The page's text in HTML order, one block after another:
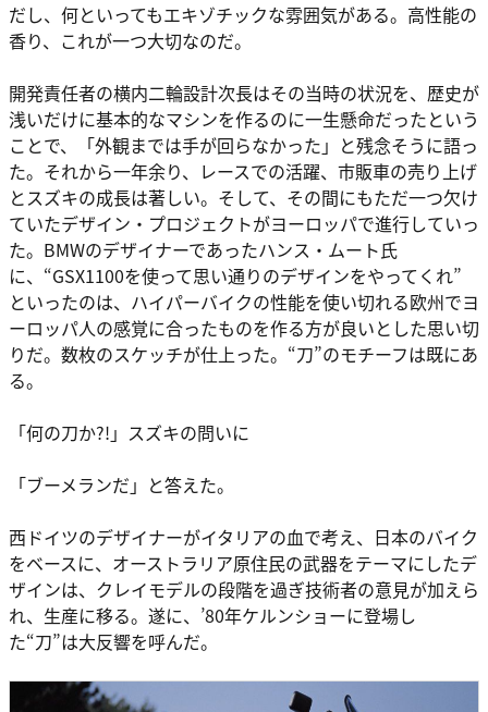
だし、何といってもエキゾチックな雰囲気がある。高性能の
香り、これが一つ大切なのだ。
開発責任者の横内二輪設計次長はその当時の状況を、歴史が
浅いだけに基本的なマシンを作るのに一生懸命だったという
ことで、「外観までは手が回らなかった」と残念そうに語っ
た。それから一年余り、レースでの活躍、市販車の売り上げ
とスズキの成長は著しい。そして、その間にもただ一つ欠け
ていたデザイン・プロジェクトがヨーロッパで進行していっ
た。BMWのデザイナーであったハンス・ムート氏
に、“GSX1100を使って思い通りのデザインをやってくれ”
といったのは、ハイパーバイクの性能を使い切れる欧州でヨ
ーロッパ人の感覚に合ったものを作る方が良いとした思い切
りだ。数枚のスケッチが仕上った。“刀”のモチーフは既にあ
る。
「何の刀か?!」スズキの問いに
「ブーメランだ」と答えた。
西ドイツのデザイナーがイタリアの血で考え、日本のバイク
をベースに、オーストラリア原住民の武器をテーマにしたデ
ザインは、クレイモデルの段階を過ぎ技術者の意見が加えら
れ、生産に移る。遂に、’80年ケルンショーに登場し
た“刀”は大反響を呼んだ。